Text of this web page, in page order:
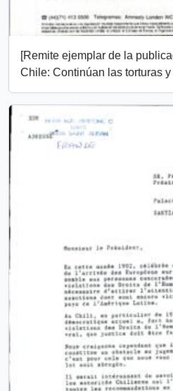
[Remite ejemplar de la
Chile: Continúan las torturas y